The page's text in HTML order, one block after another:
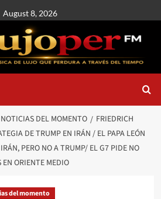
August 8, 2026
NOTICIAS DEL MOMENTO
FRIEDRICH
DE TRUMP EN IRÁN / EL PAPA LEÓN
PERO NO A TRUMP/ EL G7 PIDE NO
ORIENTE MEDIO
del momento